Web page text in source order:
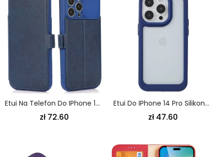
Etui Na Telefon Do IPhone 14 Pro Etui Ochronne Etui Folio Zapinana Na Zamek Ochrona Aparatu
zł 72.60
Etui Do IPhone 14 Pro Silikonowe Krawędzie
zł 47.60